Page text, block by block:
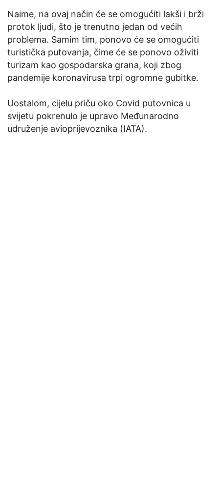
Naime, na ovaj način će se omogućiti lakši i brži
protok ljudi, što je trenutno jedan od većih
problema. Samim tim, ponovo će se omogućiti
turistička putovanja, čime će se ponovo oživiti
turizam kao gospodarska grana, koji zbog
pandemije koronavirusa trpi ogromne gubitke.
Uostalom, cijelu priču oko Covid putovnica u
svijetu pokrenulo je upravo Međunarodno
udruženje avioprijevoznika (IATA).